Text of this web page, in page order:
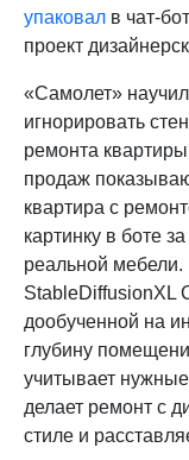
упаковал в чат-
проект
«Самолет»
игнорировать
ремонта
продаж
квартира с
картинку в боте
реальной мебели.
StableDiffusionXL
дообученной на
глубину
учитывает
делает ремонт с
стиле и